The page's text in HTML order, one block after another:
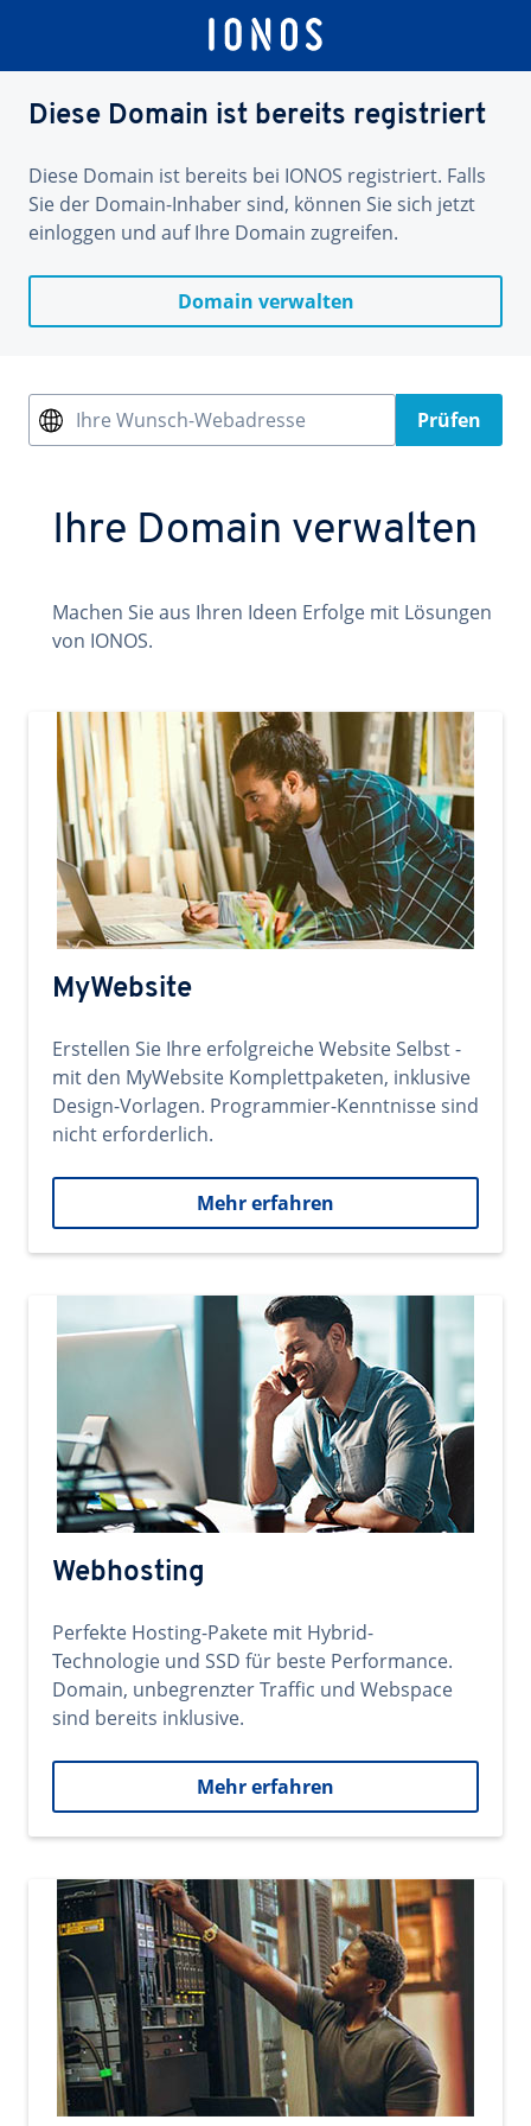
Diese Domain ist bereits registriert
Diese Domain ist bereits bei IONOS registriert. Falls
Sie der Domain-Inhaber sind, können Sie sich jetzt
einloggen und auf Ihre Domain zugreifen.
Domain verwalten
Ihre Wunsch-Webadresse Prüfen
Ihre Domain verwalten
Machen Sie aus Ihren Ideen Erfolge mit Lösungen
von IONOS.
MyWebsite
Erstellen Sie Ihre erfolgreiche Website Selbst -
mit den MyWebsite Komplettpaketen, inklusive
Design-Vorlagen. Programmier-Kenntnisse sind
nicht erforderlich.
Mehr erfahren
Webhosting
Perfekte Hosting-Pakete mit Hybrid-
Technologie und SSD für beste Performance.
Domain, unbegrenzter Traffic und Webspace
sind bereits inklusive.
Mehr erfahren